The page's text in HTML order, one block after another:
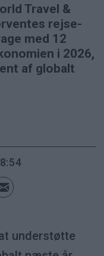
Travel &
rejse-
med 12
i 2026,
af globalt
understøtte